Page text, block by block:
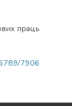
праць
7906